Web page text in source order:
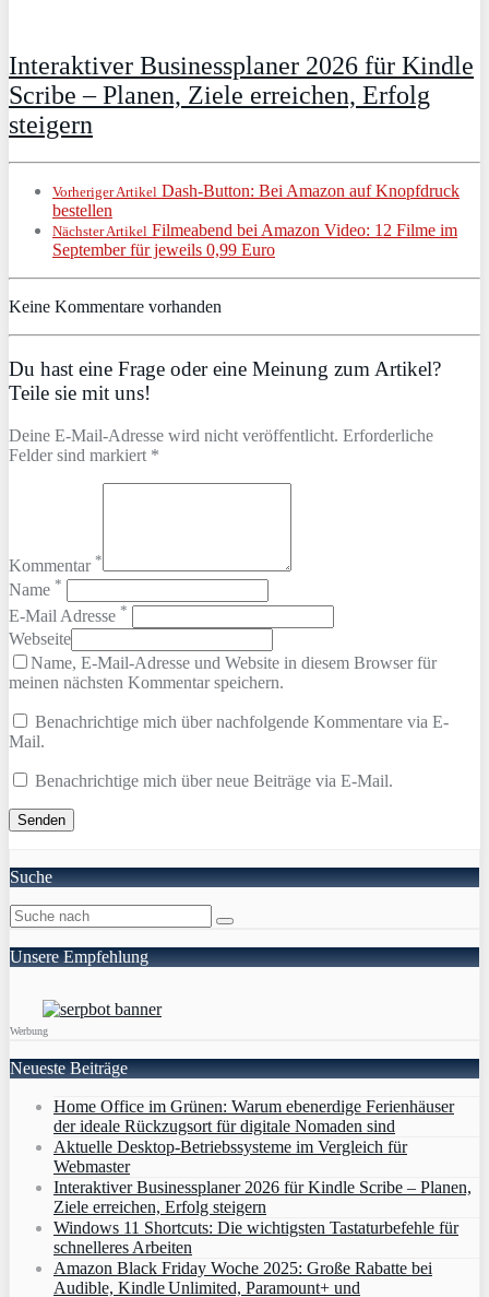
Interaktiver Businessplaner 2026 für Kindle
Scribe – Planen, Ziele erreichen, Erfolg
steigern
Vorheriger Artikel Dash-Button: Bei Amazon auf Knopfdruck
bestellen
Nächster Artikel Filmeabend bei Amazon Video: 12 Filme im
September für jeweils 0,99 Euro
Keine Kommentare vorhanden
Du hast eine Frage oder eine Meinung zum Artikel?
Teile sie mit uns!
Deine E-Mail-Adresse wird nicht veröffentlicht. Erforderliche
Felder sind markiert *
Kommentar *
Name *
E-Mail Adresse *
Webseite
Name, E-Mail-Adresse und Website in diesem Browser für
meinen nächsten Kommentar speichern.
Benachrichtige mich über nachfolgende Kommentare via E-
Mail.
Benachrichtige mich über neue Beiträge via E-Mail.
Suche
Unsere Empfehlung
Werbung
Neueste Beiträge
Home Office im Grünen: Warum ebenerdige Ferienhäuser
der ideale Rückzugsort für digitale Nomaden sind
Aktuelle Desktop-Betriebssysteme im Vergleich für
Webmaster
Interaktiver Businessplaner 2026 für Kindle Scribe – Planen,
Ziele erreichen, Erfolg steigern
Windows 11 Shortcuts: Die wichtigsten Tastaturbefehle für
schnelleres Arbeiten
Amazon Black Friday Woche 2025: Große Rabatte bei
Audible, Kindle Unlimited, Paramount+ und